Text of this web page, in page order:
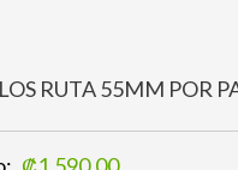
RUTA 55MM POR